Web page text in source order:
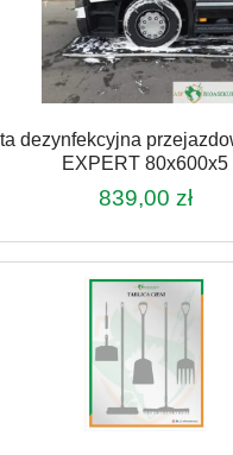
wariantów.
Opcje
można
wybrać
stronie
produktu
dezynfekcyjna
EXPERT 80x600x5
839,00 zł